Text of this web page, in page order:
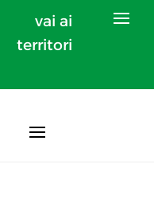
vai ai
territori